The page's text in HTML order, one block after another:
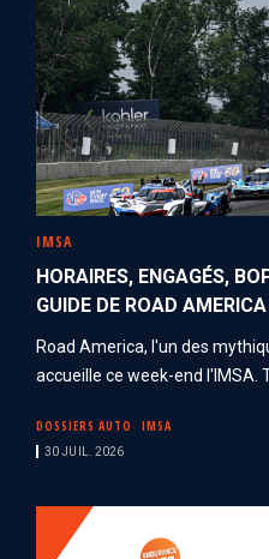
IMSA
HORAIRES, ENGAGÉS,
GUIDE DE ROAD
Road America, l'un des
accueille ce week-end l'IMSA.
DOSSIERS AUTO IMSA
30 JUIL. 2026